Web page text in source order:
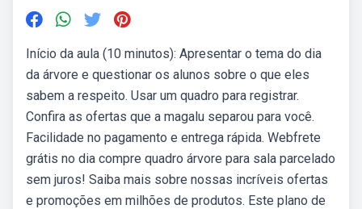
Início da aula (10 minutos): Apresentar o tema do dia
da árvore e questionar os alunos sobre o que eles
sabem a respeito. Usar um quadro para registrar.
Confira as ofertas que a magalu separou para você.
Facilidade no pagamento e entrega rápida. Webfrete
grátis no dia compre quadro árvore para sala parcelado
sem juros! Saiba mais sobre nossas incríveis ofertas
e promoções em milhões de produtos. Este plano de